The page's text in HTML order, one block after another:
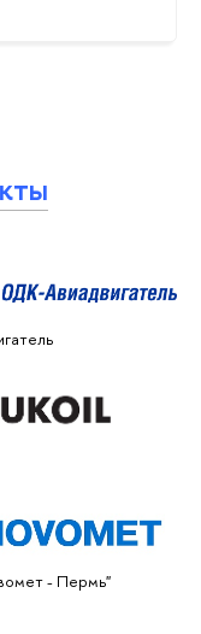
- Пермь"